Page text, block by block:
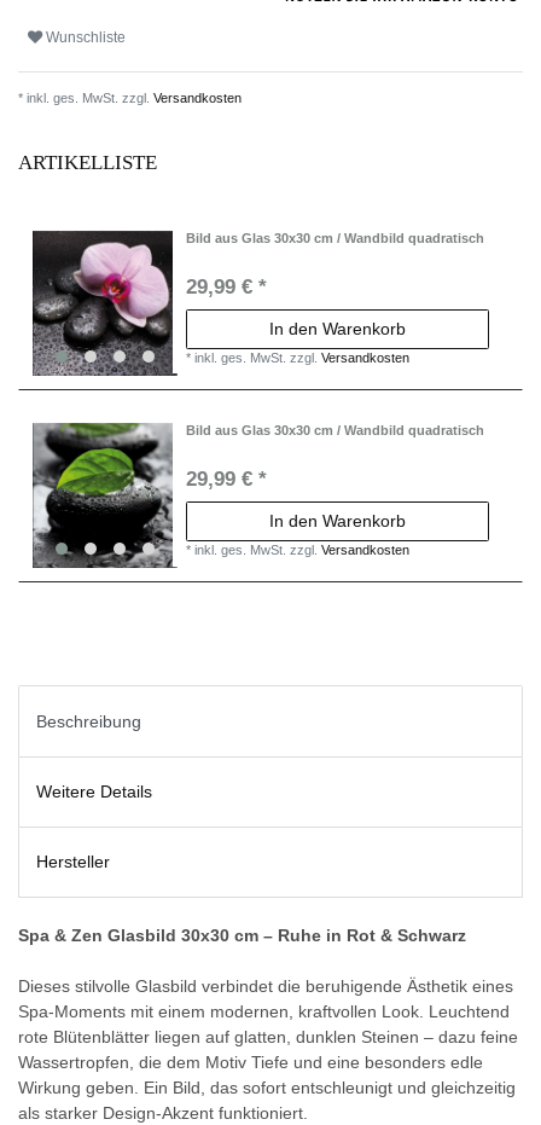
Wunschliste
* inkl. ges. MwSt. zzgl. Versandkosten
ARTIKELLISTE
Bild aus Glas 30x30 cm / Wandbild quadratisch
29,99 € *
In den Warenkorb
*inkl. ges. MwSt. zzgl.Versandkosten
Bild aus Glas 30x30 cm / Wandbild quadratisch
29,99 € *
In den Warenkorb
*inkl. ges. MwSt. zzgl.Versandkosten
Beschreibung
Weitere Details
Hersteller
Spa & Zen Glasbild 30x30 cm – Ruhe in Rot & Schwarz
Dieses stilvolle Glasbild verbindet die beruhigende Ästhetik eines
Spa-Moments mit einem modernen, kraftvollen Look. Leuchtend
rote Blütenblätter liegen auf glatten, dunklen Steinen – dazu feine
Wassertropfen, die dem Motiv Tiefe und eine besonders edle
Wirkung geben. Ein Bild, das sofort entschleunigt und gleichzeitig
als starker Design-Akzent funktioniert.